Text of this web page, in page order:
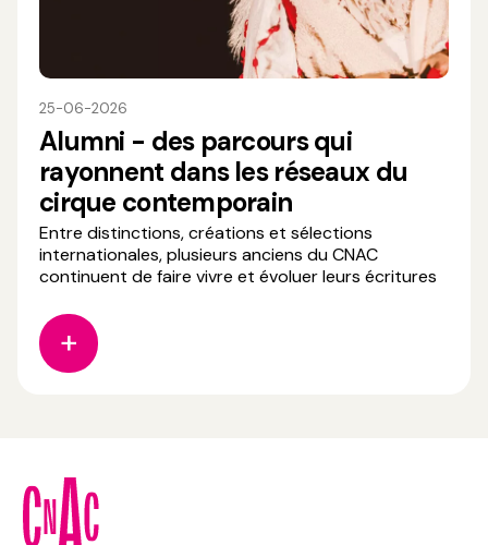
25-06-2026
Alumni - des parcours qui
rayonnent dans les réseaux du
cirque contemporain
Entre distinctions, créations et sélections
internationales, plusieurs anciens du CNAC
continuent de faire vivre et évoluer leurs écritures
soutien à la création. 🏆 𝗣𝗿𝗶𝘅 𝗦𝗔𝗖𝗗 𝗖𝗶𝗿𝗾𝘂𝗲
𝟮𝟬𝟮𝟲 Jörg Müller (6e promotion du CNAC) reçoit
le Prix SACD